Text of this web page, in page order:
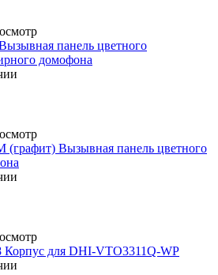
панель цветного
домофона
(графит) Вызывная панель цветного
для DHI-VTO3311Q-WP